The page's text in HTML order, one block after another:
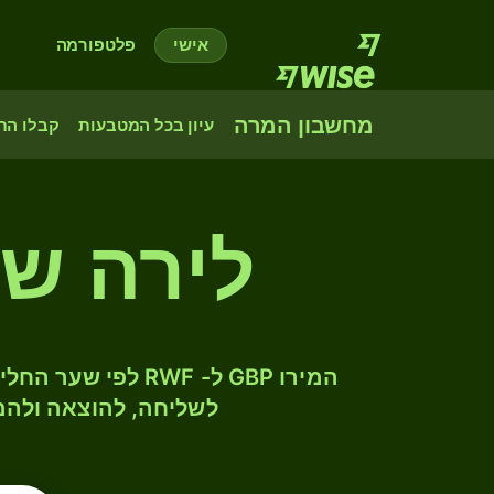
אישי פלטפורמה
מחשבון המרה עיון בכל המטבעות קבלו
לירה
לשליחה, להוצאה